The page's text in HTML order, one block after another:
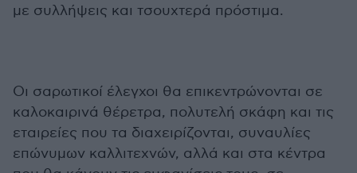
με συλλήψεις και τσουχτερά πρόστιμα.
Οι σαρωτικοί έλεγχοι θα επικεντρώνονται σε
καλοκαιρινά θέρετρα, πολυτελή σκάφη και τις
εταιρείες που τα διαχειρίζονται, συναυλίες
επώνυμων καλλιτεχνών, αλλά και στα κέντρα